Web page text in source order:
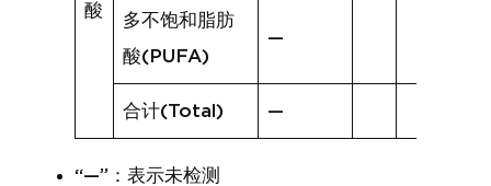
酸
多不饱和脂肪
酸(PUFA)
—
合计(Total) —
“—”：表示未检测